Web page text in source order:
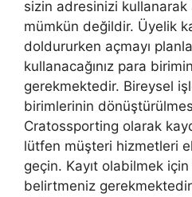
sizin adresinizi kullanarak
mümkün değildir. Üyelik
doldururken açmayı
kullanacağınız para
gerekmektedir. Bireysel
birimlerinin
Cratossporting olarak
lütfen müşteri hizmetleri
geçin. Kayıt olabilmek için
belirtmeniz gerekmektedir.